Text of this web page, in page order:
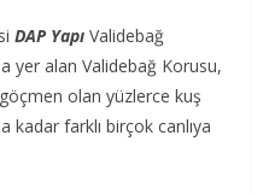
DAP Yapı Validebağ
yer alan Validebağ Korusu,
göçmen olan yüzlerce kuş
kadar farklı birçok canlıya